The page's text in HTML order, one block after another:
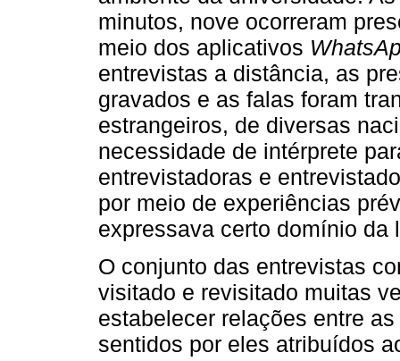
minutos, nove ocorreram
meio dos aplicativos
entrevistas a distância, as
gravados e as falas foram
estrangeiros, de diversas
necessidade de intérprete
entrevistadoras e
por meio de experiências
expressava certo domínio da
O conjunto das entrevistas
visitado e revisitado muitas
estabelecer relações entre
sentidos por eles atribuídos